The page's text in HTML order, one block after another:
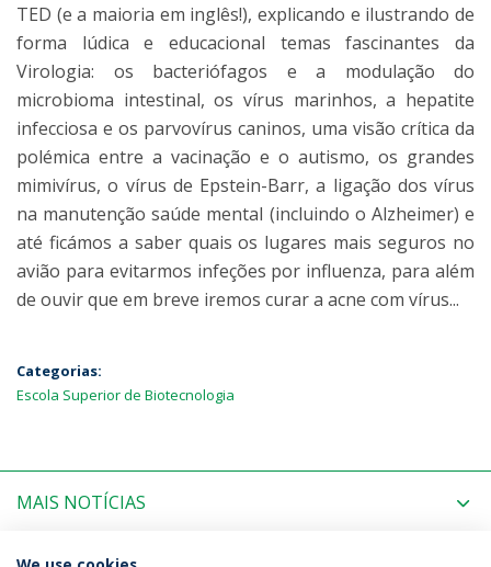
TED (e a maioria em inglês!), explicando e ilustrando de
forma lúdica e educacional temas fascinantes da
Virologia: os bacteriófagos e a modulação do
microbioma intestinal, os vírus marinhos, a hepatite
infecciosa e os parvovírus caninos, uma visão crítica da
polémica entre a vacinação e o autismo, os grandes
mimivírus, o vírus de Epstein-Barr, a ligação dos vírus
na manutenção saúde mental (incluindo o Alzheimer) e
até ficámos a saber quais os lugares mais seguros no
avião para evitarmos infeções por influenza, para além
de ouvir que em breve iremos curar a acne com vírus...
Categorias:
Escola Superior de Biotecnologia
MAIS NOTÍCIAS